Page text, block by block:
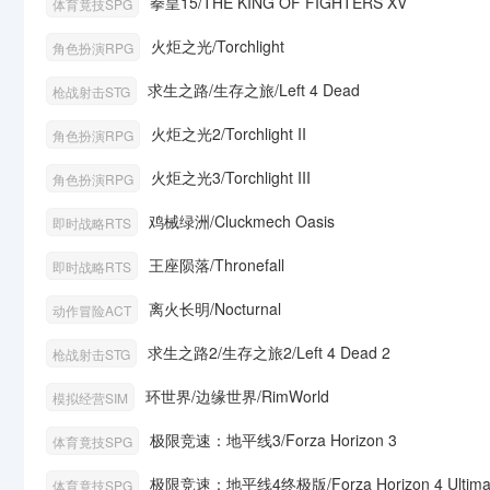
角色扮演RPG 火炬之光/Torchlight
枪战射击STG 求生之路/生存之旅/Left 4 Dead
角色扮演RPG 火炬之光2/Torchlight II
角色扮演RPG 火炬之光3/Torchlight III
即时战略RTS 鸡械绿洲/Cluckmech Oasis
即时战略RTS 王座陨落/Thronefall
动作冒险ACT 离火长明/Nocturnal
枪战射击STG 求生之路2/生存之旅2/Left 4 Dead 2
模拟经营SIM 环世界/边缘世界/RimWorld
体育竟技SPG 极限竞速：地平线3/Forza Horizon 3
体育竟技SPG 极限竞速：地平线4终极版/Forza Horizon 4